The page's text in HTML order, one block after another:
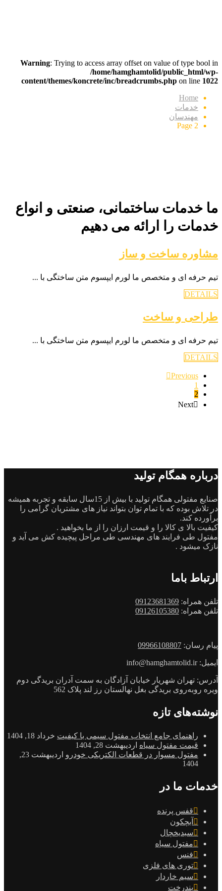
Warning: Trying to access array offset on value of type bool in
/home/hamghamtolid/public_html/wp-
content/themes/koncrete/inc/breadcrumbs.php on line 1022
Home
خدمات
مهندسان
Page 2
ما خدمات ساختمانی، صنعتی و انواع
خدمات را ارائه می دهیم
مشاوره ساخت و ساز
تیم حرفه ای و متخصص ما لورم ایپسوم متن ساختگی با ...
DETAILS
طراحی و ساخت
تیم حرفه ای و متخصص ما لورم ایپسوم متن ساختگی با ...
DETAILS
Previous
1
2
Next
درباره همگام تولید
صنایع مفتولی همگام تولید با بیش از 15سال سابقه و تجربه همیشه
در تلاش بوده که با تمام توان بتواند نیاز های مشتریان گرامی را
برآورده کند.
کیفیت بالا ی کالا را و قیمت ارزان را از ما بخواهید .
مفتول طی فرایند های مهندسی طی مراحل پیچیده کش می آید و
نازک میشود .
ارتباط باما
تلفن همراه: 09123681369
تلفن همراه: 09126105380
پیام رسان: 09966108807
ایمیل: info@hamghamtolid.ir
آدرس: تهران شهریار خیابان آزادگان به سمت آدران بریدگی دوم
ویره روبه‌روی بریدگی بغل نهالستان رز لند پلاک 562
نوشته‌های تازه
راهنمای جامع انتخاب مفتول سیمی با کیفیت خرداد 18, 1404
قیمت مفتول سیاه اردیبهشت 28, 1404
مفتول مسوار در قطعات الکتریکی خودرو
اردیبهشت 23,
1404
خدمات ما در
قفس پرنده
آبچکون
سبدیخچال
مفتول سیاه
فنس
توری های فلزی
سیم خاردار
بندرخت